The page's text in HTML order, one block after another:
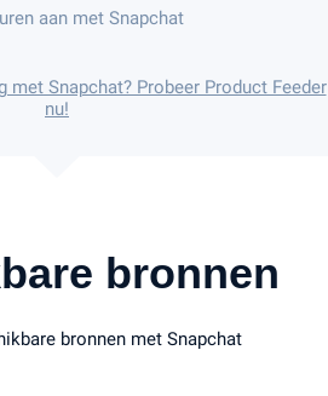
aan met Snapchat
met Snapchat? Probeer Product Feeder
nu!
bronnen
bronnen met Snapchat